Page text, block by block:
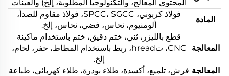
المحتوى المعالج، والتكنولوجيا المطلوبة، إلخ) والعينات
المادة
فولاذ كربوني، SPCC، SGCC، فولاذ مقاوم للصدأ،
ألومنيوم، نحاس، فضي، نحاس، إلخ.
المعالجة
قطع بالليزر، ثني، ختم دقيق، ختم باستخدام ماكينة
CNC، تhread، ربط باستخدام المطاط، حفر، لحام،
إلخ.
المعالجة فرش، تلميع، أكسدة، طلاء بودرة، طلاء كهربائي، طباعة